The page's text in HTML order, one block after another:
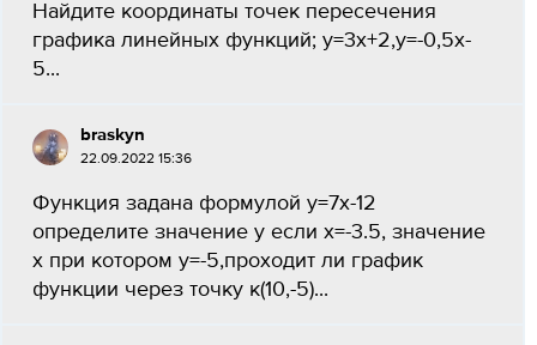
Найдите координаты точек пересечения
графика линейных функций; y=3x+2,y=-0,5x-
5...
braskyn
22.09.2022 15:36
Функция задана формулой у=7х-12
определите значение у если х=-3.5, значение
х при котором у=-5,проходит ли график
функции через точку к(10,-5)​...